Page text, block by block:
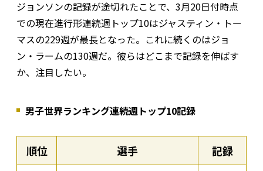
ジョンソンの記録が途切れたことで、3月20日付時点
での現在進行形連続週トップ10はジャスティン・トー
マスの229週が最長となった。これに続くのはジョ
ン・ラームの130週だ。彼らはどこまで記録を伸ばす
か、注目したい。
男子世界ランキング連続週トップ10記録
順位 選手
記録